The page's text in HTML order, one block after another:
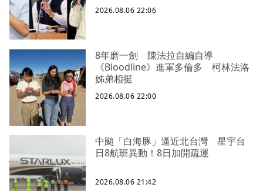
2026.08.06 22:06
8年磨一劍 陳法拉自編自導
《Bloodline》進軍多倫多 柯林法洛
姊弟相挺
2026.08.06 22:00
中颱「白海豚」逼近北台灣 星宇台
日8航班異動！8日加開疏運
2026.08.06 21:42